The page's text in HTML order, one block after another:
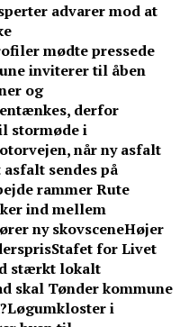
advarer mod at
mødte pressede
inviterer til åben
og
derfor
stormøde i
når ny asfalt
sendes på
rammer Rute
ind mellem
ny skovsceneHøjer
Stafet for Livet
stærkt lokalt
skal Tønder kommune
Løgumkloster i